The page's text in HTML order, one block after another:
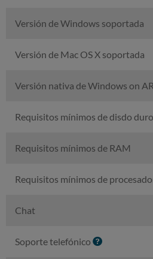
Versión de Windows soportada
Versión de Mac OS X soportada
Versión nativa de Windows on
Requisitos mínimos de disdo duro
Requisitos mínimos de RAM
Requisitos mínimos de
Chat
Soporte telefónico I